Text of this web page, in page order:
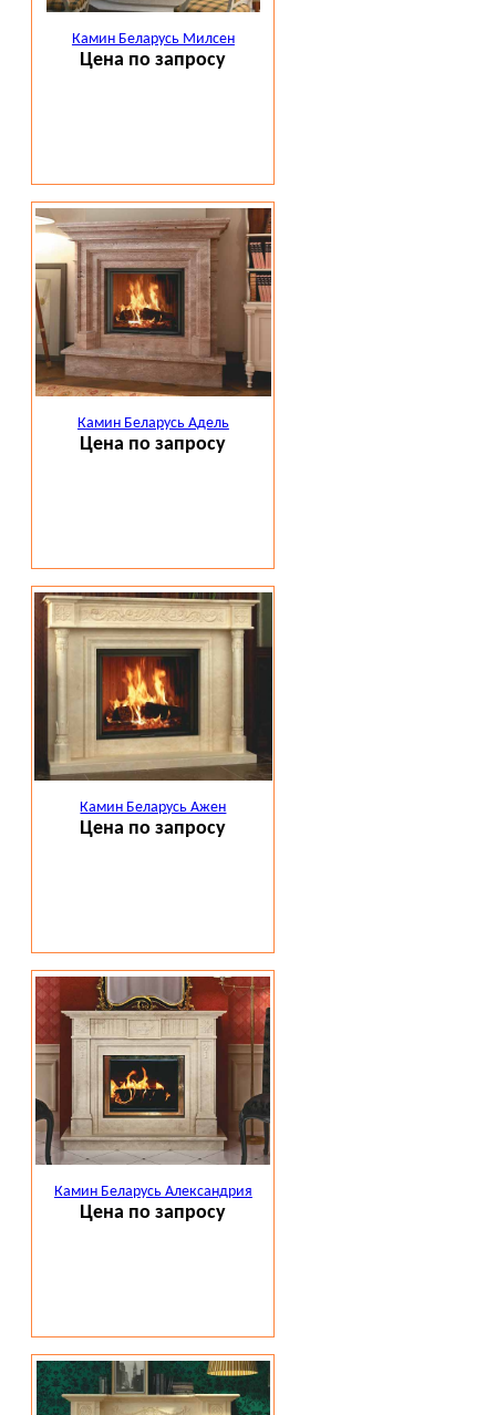
Камин Беларусь Милсен
Цена по запросу
Камин Беларусь Адель
Цена по запросу
Камин Беларусь Ажен
Цена по запросу
Камин Беларусь Александрия
Цена по запросу